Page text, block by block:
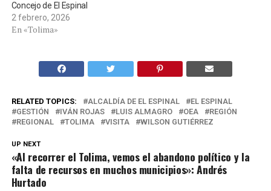
Concejo de El Espinal
2 febrero, 2026
En «Tolima»
RELATED TOPICS: ALCALDÍA DE EL ESPINAL
EL ESPINAL
GESTIÓN
IVÁN ROJAS LUIS ALMAGRO OEA
REGIÓN
REGIONAL
TOLIMA VISITA WILSON GUTIÉRREZ
UP NEXT
«Al recorrer el Tolima, vemos el abandono político y la
falta de recursos en muchos municipios»: Andrés
Hurtado